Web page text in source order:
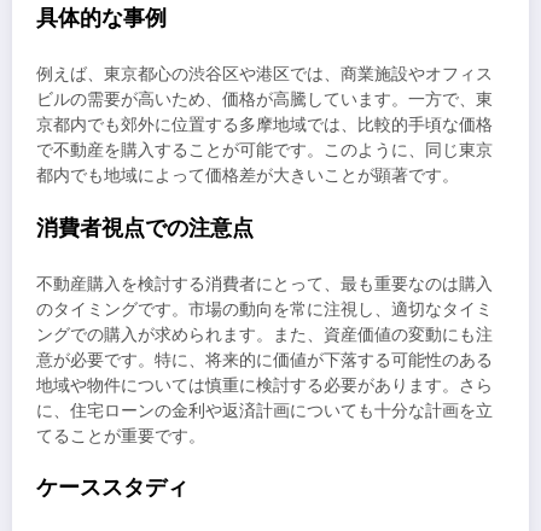
具体的な事例
例えば、東京都心の渋谷区や港区では、商業施設やオフィス
ビルの需要が高いため、価格が高騰しています。一方で、東
京都内でも郊外に位置する多摩地域では、比較的手頃な価格
で不動産を購入することが可能です。このように、同じ東京
都内でも地域によって価格差が大きいことが顕著です。
消費者視点での注意点
不動産購入を検討する消費者にとって、最も重要なのは購入
のタイミングです。市場の動向を常に注視し、適切なタイミ
ングでの購入が求められます。また、資産価値の変動にも注
意が必要です。特に、将来的に価値が下落する可能性のある
地域や物件については慎重に検討する必要があります。さら
に、住宅ローンの金利や返済計画についても十分な計画を立
てることが重要です。
ケーススタディ